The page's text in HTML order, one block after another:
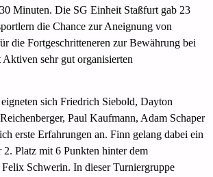
Minuten. Die SG Einheit Staßfurt gab 23
die Chance zur Aneignung von
die Fortgeschritteneren zur Bewährung bei
sehr gut organisierten
sich Friedrich Siebold, Dayton
Paul Kaufmann, Adam Schaper
erste Erfahrungen an. Finn gelang dabei ein
2. Platz mit 6 Punkten hinter dem
Felix Schwerin. In dieser Turniergruppe